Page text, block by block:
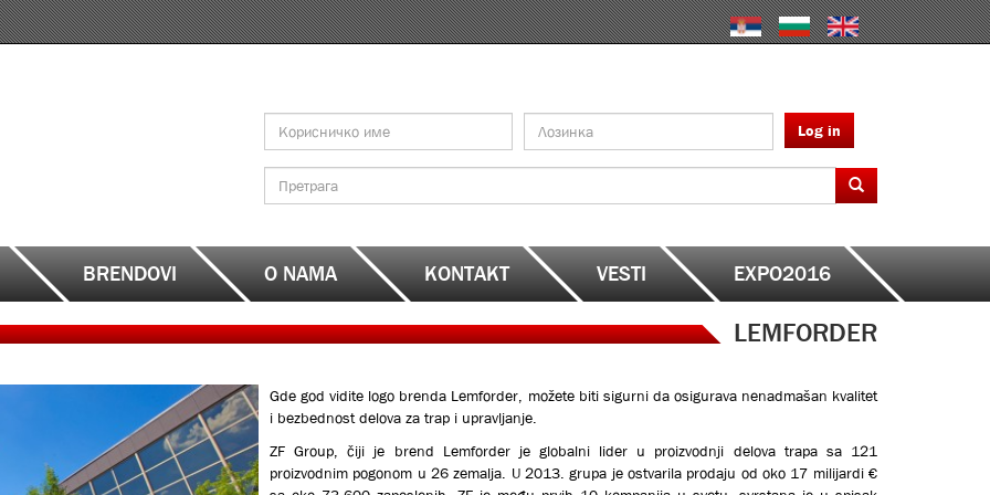
Log in
Search
BRENDOVI O NAMA KONTAKT VESTI EXPO2016
LEMFORDER
Gde god vidite logo brenda Lemforder, možete biti sigurni da osigurava nenadmašan kvalitet
i bezbednost delova za trap i upravljanje.
ZF Group, čiji je brend Lemforder je globalni lider u proizvodnji delova trapa sa 121
proizvodnim pogonom u 26 zemalja. U 2013. grupa je ostvarila prodaju od oko 17 milijardi €